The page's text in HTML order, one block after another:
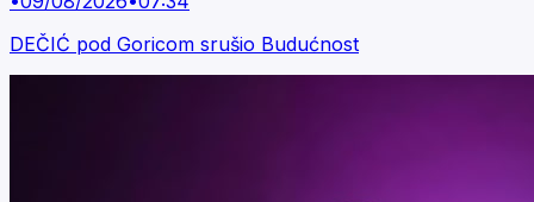
DEČIĆ pod Goricom srušio Budućnost